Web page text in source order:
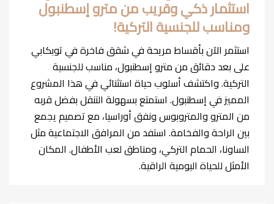
استثمار ذكي وقريب من مترو إسطنبول
ومناسب للجنسية التركية!
استثمر الآن بأقساط مريحة في شقق فاخرة في توبكابي
على بعد دقائق من مترو إسطنبول، مناسب للجنسية
التركية. واكتشف أسلوب حياة استثنائي في هذا المشروع
المميز في إسطنبول. استمتع بسهولة التنقل بفضل قربه
من المترو والمتروبوس ونفق أوراسيا، مع تصميم يجمع
بين الراحة والفخامة. استفد من المرافق الاجتماعية مثل
الساونا، الحمام التركي، ومناطق لعب الأطفال. المكان
الأمثل للحياة اليومية الراقية.